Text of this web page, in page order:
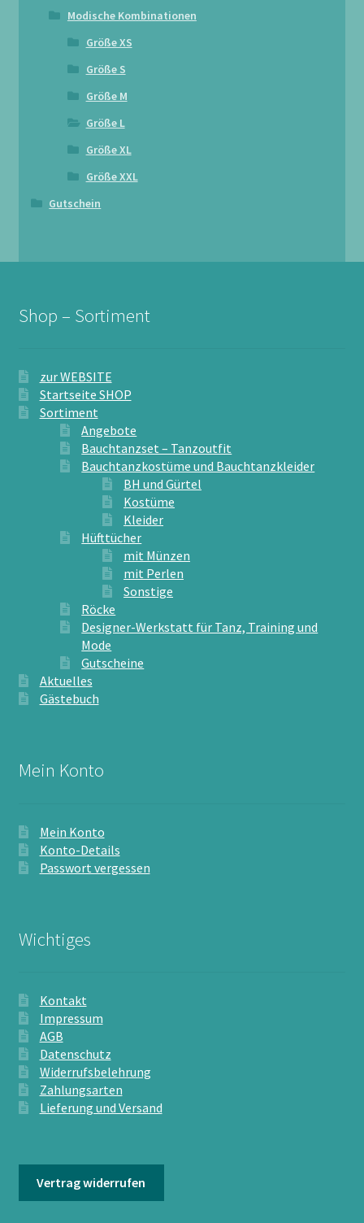
Modische Kombinationen
Größe XS
Größe S
Größe M
Größe L
Größe XL
Größe XXL
Gutschein
Shop – Sortiment
zur WEBSITE
Startseite SHOP
Sortiment
Angebote
Bauchtanzset – Tanzoutfit
Bauchtanzkostüme und Bauchtanzkleider
BH und Gürtel
Kostüme
Kleider
Hüfttücher
mit Münzen
mit Perlen
Sonstige
Röcke
Designer-Werkstatt für Tanz, Training und
Mode
Gutscheine
Aktuelles
Gästebuch
Mein Konto
Mein Konto
Konto-Details
Passwort vergessen
Wichtiges
Kontakt
Impressum
AGB
Datenschutz
Widerrufsbelehrung
Zahlungsarten
Lieferung und Versand
Vertrag widerrufen